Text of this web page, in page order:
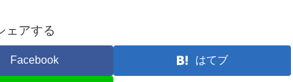
ェアする
Facebook はてブ